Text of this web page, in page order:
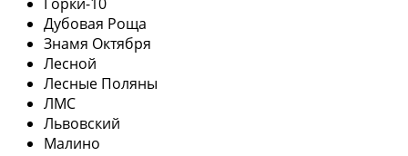
Дубовая Роща
Знамя Октября
Лесной
Лесные Поляны
ЛМС
Львовский
Малино